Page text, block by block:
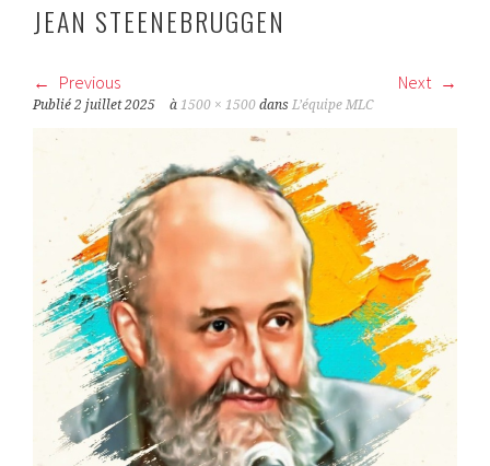
JEAN STEENEBRUGGEN
Previous Next
Publié2 juillet 2025 à1500 × 1500 dansL’équipe MLC